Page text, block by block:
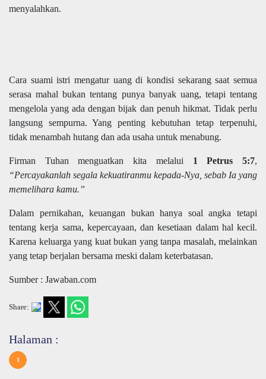
menyalahkan.
Cara suami istri mengatur uang di kondisi sekarang saat semua
serasa mahal bukan tentang punya banyak uang, tetapi tentang
mengelola yang ada dengan bijak dan penuh hikmat. Tidak perlu
langsung sempurna. Yang penting kebutuhan tetap terpenuhi,
tidak menambah hutang dan ada usaha untuk menabung.
Firman Tuhan menguatkan kita melalui 1 Petrus 5:7,
“Percayakanlah segala kekuatiranmu kepada-Nya, sebab Ia yang
memelihara kamu.”
Dalam pernikahan, keuangan bukan hanya soal angka tetapi
tentang kerja sama, kepercayaan, dan kesetiaan dalam hal kecil.
Karena keluarga yang kuat bukan yang tanpa masalah, melainkan
yang tetap berjalan bersama meski dalam keterbatasan.
Sumber : Jawaban.com
Share:
Halaman :
1